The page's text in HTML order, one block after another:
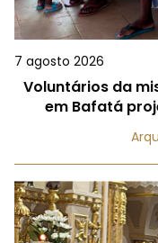
7 agosto 2026
Voluntários da
em Bafatá